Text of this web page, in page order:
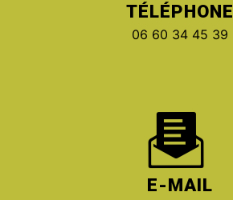
TÉLÉPHONE
06 60 34 45 39
E-MAIL